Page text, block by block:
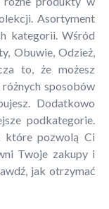
Asortyment
kategorii. Wśród
Obuwie, Odzież,
to, że możesz
sposobów
Dodatkowo
podkategorie.
które pozwolą Ci
Twoje zakupy i
jak otrzymać